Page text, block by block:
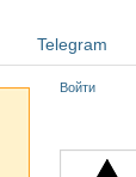
Telegram
Войти